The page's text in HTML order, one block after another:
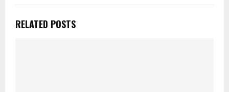
RELATED POSTS